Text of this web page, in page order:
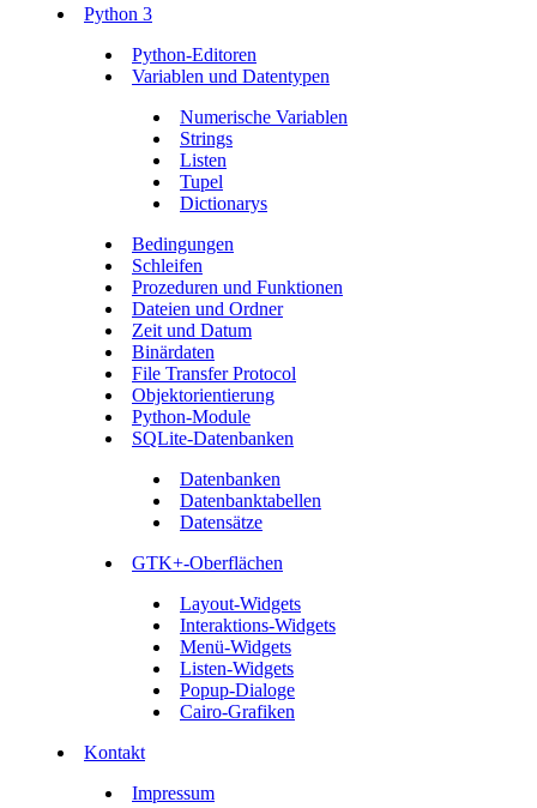
Python 3
Python-Editoren
Variablen und Datentypen
Numerische Variablen
Strings
Listen
Tupel
Dictionarys
Bedingungen
Schleifen
Prozeduren und Funktionen
Dateien und Ordner
Zeit und Datum
Binärdaten
File Transfer Protocol
Objektorientierung
Python-Module
SQLite-Datenbanken
Datenbanken
Datenbanktabellen
Datensätze
GTK+-Oberflächen
Layout-Widgets
Interaktions-Widgets
Menü-Widgets
Listen-Widgets
Popup-Dialoge
Cairo-Grafiken
Kontakt
Impressum